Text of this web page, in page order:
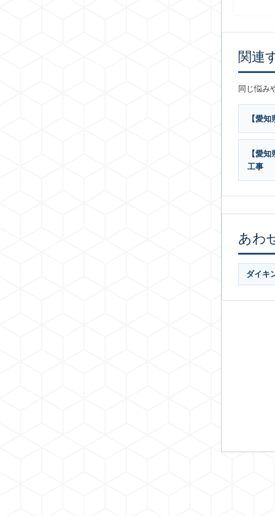
関連
同じ悩み
【愛
【愛
工事
あわ
ダイキ